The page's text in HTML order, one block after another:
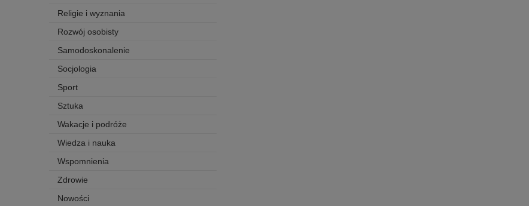
Religie i wyznania
Rozwój osobisty
Samodoskonalenie
Socjologia
Sport
Sztuka
Wakacje i podróże
Wiedza i nauka
Wspomnienia
Zdrowie
Nowości